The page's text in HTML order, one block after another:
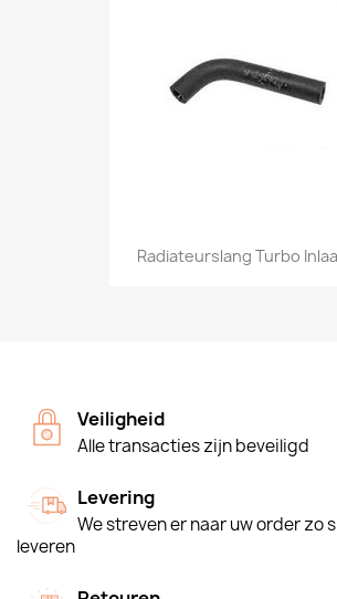
Radiateurslang Turbo
Veiligheid
Alle transacties zijn beveiligd
Levering
We streven er naar uw order zo
leveren